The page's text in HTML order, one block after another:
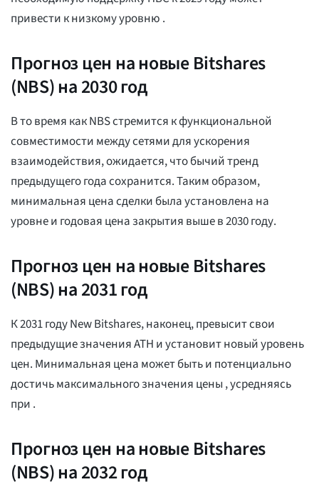
привести к низкому уровню .
Прогноз цен на новые Bitshares
(NBS) на 2030 год
В то время как NBS стремится к функциональной
совместимости между сетями для ускорения
взаимодействия, ожидается, что бычий тренд
предыдущего года сохранится. Таким образом,
минимальная цена сделки была установлена на
уровнеи годовая цена закрытия вышев 2030 году.
Прогноз цен на новые Bitshares
(NBS) на 2031 год
К 2031 году New Bitshares, наконец, превысит свои
предыдущие значения ATH и установит новый уровень
цен. Минимальная цена может бытьи потенциально
достичь максимального значения цены , усредняясь
при .
Прогноз цен на новые Bitshares
(NBS) на 2032 год